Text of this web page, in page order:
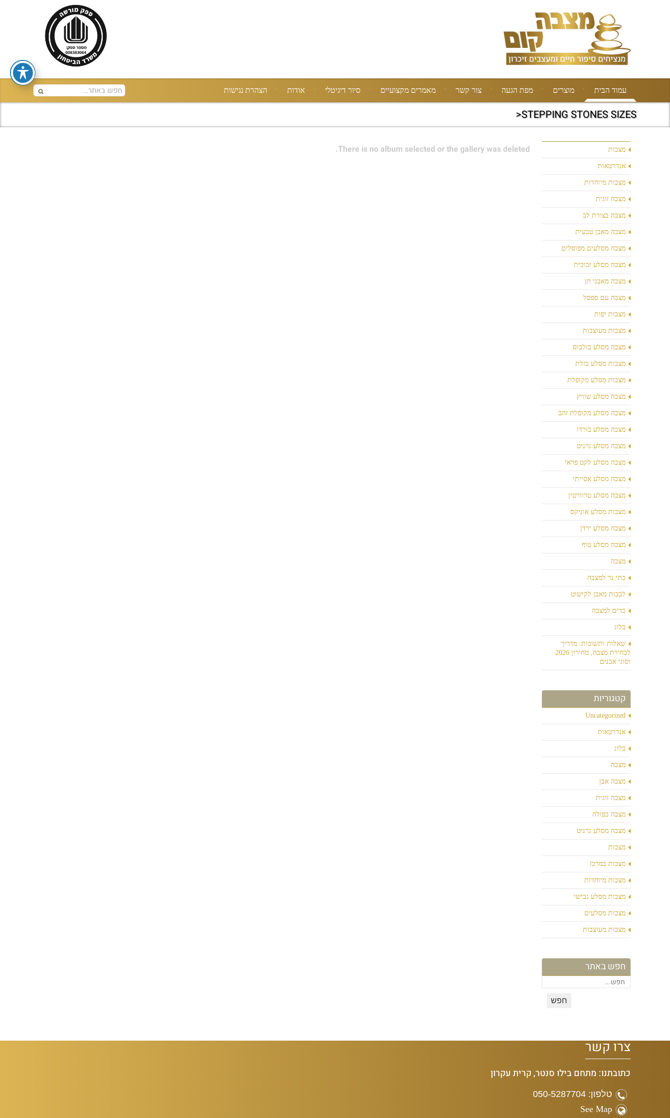
עמוד הבית מוצרים מפת הגעה צור קשר מאמרים מקצועיים סיור דיגיטלי אודות הצהרת נגישות
STEPPING STONES SIZES<
מצבות
אנדרטאות
מצבות מיוחדות
מצבה זוגית
מצבה בצורת לב
מצבה מאבן טבעית
מצבה מסלעים מפוסלים
מצבה מסלע זכוכית
מצבה מאבני חן
מצבה עם ספסל
מצבות יפות
מצבות מעוצבות
מצבה מסלע בולבוס
מצבות מסלע בזלת
מצבות מסלע מקופלת
מצבה מסלע שוויץ
מצבה מסלע מקופלת זהב
מצבה מסלע בורדו
מצבה מסלע גרניט
מצבה מסלע לקט פראי
מצבה מסלע אסייתי
מצבה מסלע טרוורטין
מצבות מסלע אוניקס
מצבה מסלע ירדן
מצבה מסלע טוף
מצבה
בתי נר למצבה
לבבות מאבן לקישוט
כדים למצבה
בלוג
שאלות ותשובות: מדריך
לבחירת מצבה, מחירון 2026
וסוגי אבנים
קטגוריות
Uncategorized
אנדרטאות
בלוג
מצבה
מצבה אבן
מצבה זוגית
מצבה כפולה
מצבה מסלע גרניט
מצבות
מצבות במרכז
מצבות מיוחדות
מצבות מסלע גבישי
מצבות מסלעים
מצבות מעוצבות
חפש באתר
There is no album selected or the gallery was deleted.
צרו קשר
כתובתנו: מתחם בילו סנטר, קרית עקרון
טלפון: 050-5287704
See Map